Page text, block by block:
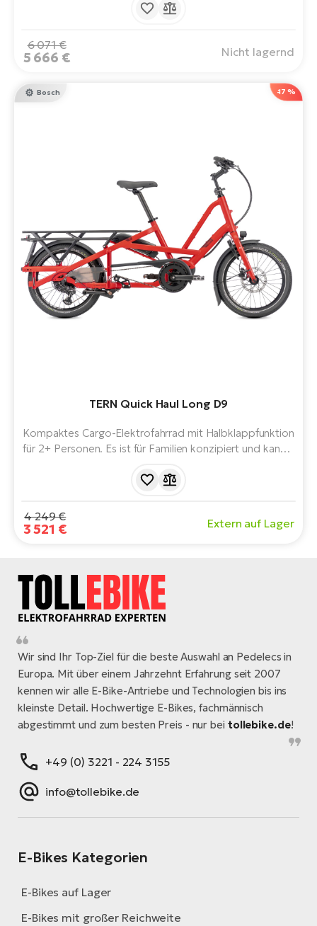
Motor und einem 720-Wh-Akku. 200 kg
6 071 €
5 666 € Nicht lagernd
-17 %
Bosch
TERN Quick Haul Long D9
Kompaktes Cargo-Elektrofahrrad mit Halbklappfunktion
für 2+ Personen. Es ist für Familien konzipiert und kann 2
Gesamtgewicht von 190 kg und ist mit dem Bosch Cargo
4 249 €
3 521 € Extern auf Lager
Wir sind Ihr Top-Ziel für die beste Auswahl an Pedelecs in
Europa. Mit über einem Jahrzehnt Erfahrung seit 2007
kennen wir alle E-Bike-Antriebe und Technologien bis ins
kleinste Detail. Hochwertige E-Bikes, fachmännisch
abgestimmt und zum besten Preis - nur bei tollebike.de!
+49 (0) 3221 - 224 3155
info@tollebike.de
E-Bikes Kategorien
E-Bikes auf Lager
E-Bikes mit großer Reichweite